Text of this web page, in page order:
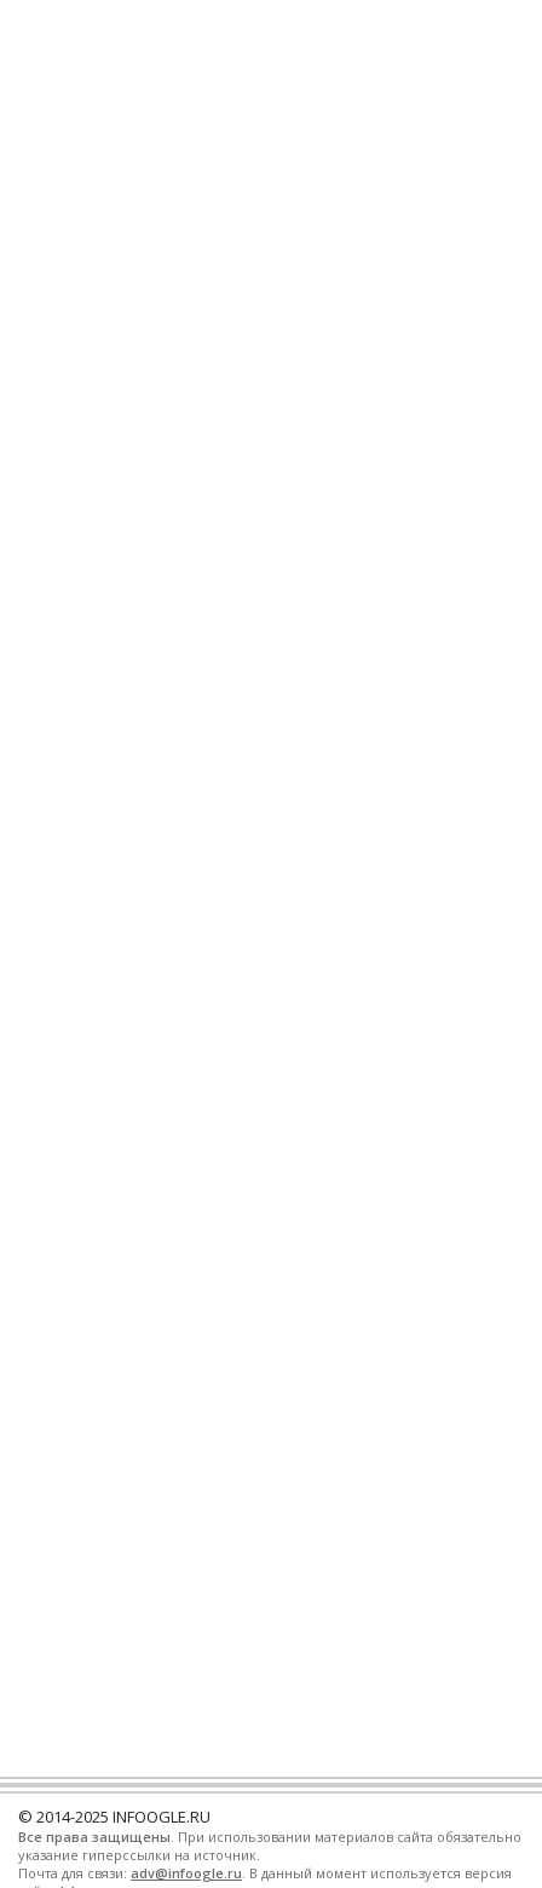
© 2014-2025 INFOOGLE.RU
Все права защищены. При использовании материалов сайта обязательно
указание гиперссылки на источник.
Почта для связи: adv@infoogle.ru. В данный момент используется версия